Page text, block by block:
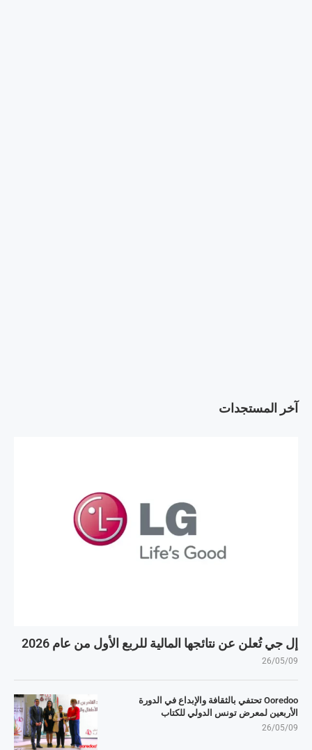
آخر المستجدات
إل جي تُعلن عن نتائجها المالية للربع الأول من عام 2026
26/05/09
Ooredoo تحتفي بالثقافة والإبداع في الدورة
الأربعين لمعرض تونس الدولي للكتاب
26/05/09